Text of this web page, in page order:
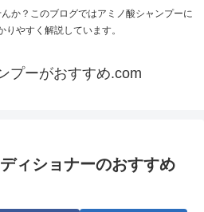
か？このブログではアミノ酸シャンプーに
りやすく解説しています。
プーがおすすめ.com
ィショナーのおすすめ